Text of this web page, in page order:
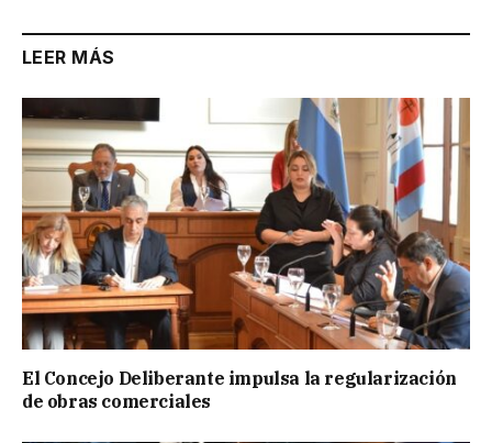
LEER MÁS
El Concejo Deliberante impulsa la regularización
de obras comerciales